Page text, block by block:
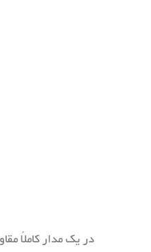
در یک مدار کاملاً